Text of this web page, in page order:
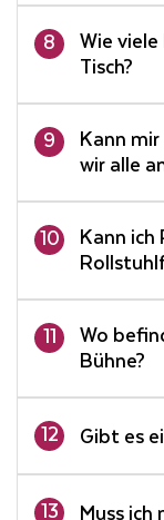
8
Wie
Tisch?
9
Kann
wir alle
10
Kann ich
11
Wo
Bühne?
12 Gibt es
13 Muss ich